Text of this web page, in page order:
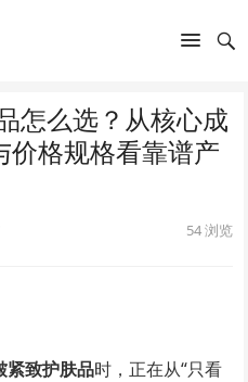
怎么选？从核心成
价格规格看靠谱产
54浏览
紧致护肤品时，正在从“只看